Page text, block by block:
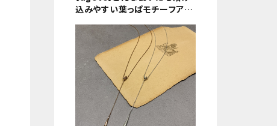
込みやすい葉っぱモチーフアイ
テムのご紹介🍃